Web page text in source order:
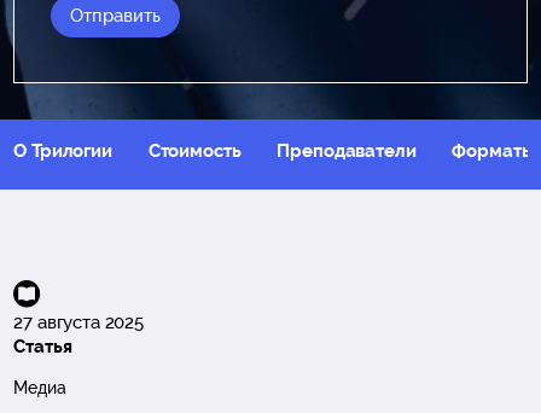
Отправить
О Трилогии Стоимость Преподаватели Форматы
27 августа 2025
Статья
Медиа